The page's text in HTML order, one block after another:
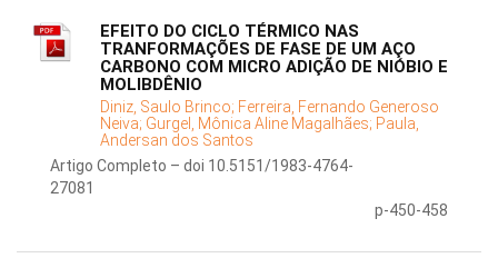
EFEITO DO CICLO TÉRMICO NAS
TRANFORMAÇÕES DE FASE DE UM AÇO
CARBONO COM MICRO ADIÇÃO DE NIÓBIO E
MOLIBDÊNIO
Diniz, Saulo Brinco; Ferreira, Fernando Generoso
Neiva; Gurgel, Mônica Aline Magalhães; Paula,
Andersan dos Santos
Artigo Completo – doi 10.5151/1983-4764-
27081
p-450-458